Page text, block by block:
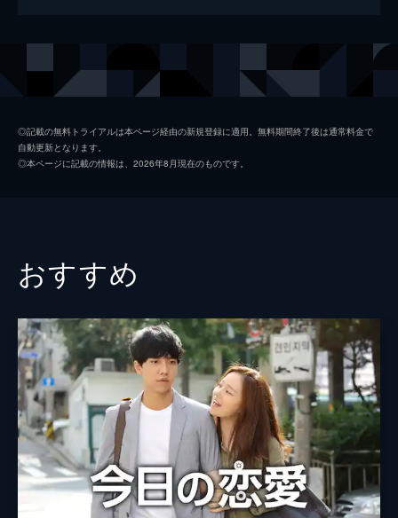
ジョンミン チョン・ジヒョン
脚本
イ・ビョンユル
製作 キム・ヨング
◎記載の無料トライアルは本ページ経由の新規登録に適用。無料期間終了後は通常料金で
自動更新となります。
◎本ページに記載の情報は、2026年8月現在のものです。
おすすめ